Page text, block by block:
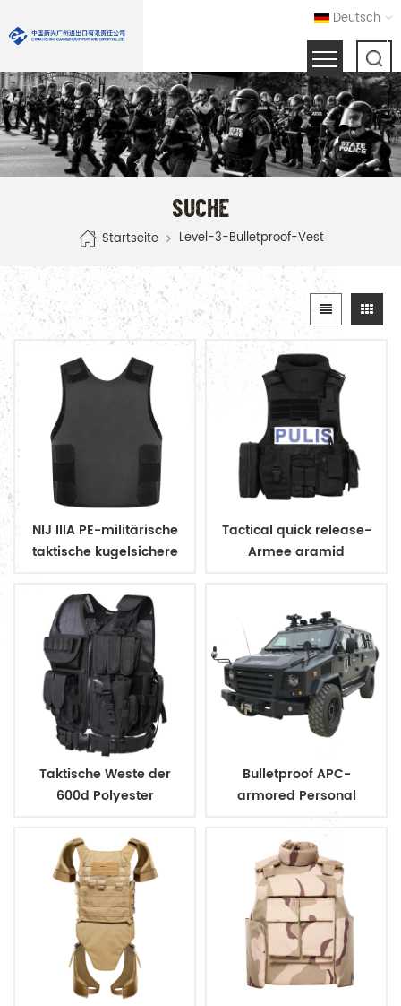
Deutsch
SUCHE
Startseite Level-3-Bulletproof-Vest
NIJ IIIA PE-militärische
taktische kugelsichere
Tactical quick release-
Armee aramid
Taktische Weste der
600d Polyester
Bulletproof APC-
armored Personal